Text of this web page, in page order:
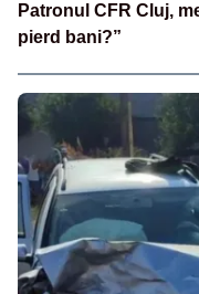
Patronul CFR Cluj,
pierd bani?”